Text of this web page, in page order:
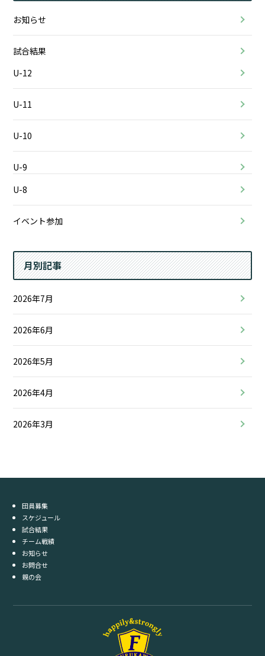
お知らせ
試合結果
U-12
U-11
U-10
U-9
U-8
イベント参加
月別記事
2026年7月
2026年6月
2026年5月
2026年4月
2026年3月
団員募集
スケジュール
試合結果
チーム戦績
お知らせ
お問合せ
親の会